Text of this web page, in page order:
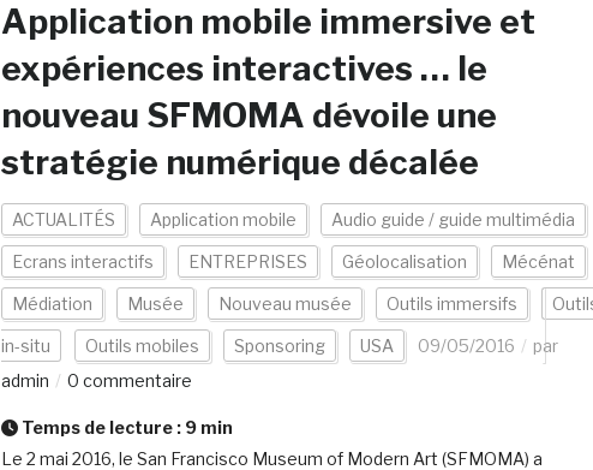
Application mobile immersive et
expériences interactives … le
nouveau SFMOMA dévoile une
stratégie numérique décalée
ACTUALITÉS Application mobile Audio guide / guide multimédia
Ecrans interactifs ENTREPRISES Géolocalisation Mécénat
Médiation Musée Nouveau musée Outils immersifs
in-situ Outils mobiles Sponsoring USA 09/05/2016
par
admin
0 commentaire
Temps de lecture : 9 min
Le 2 mai 2016, le San Francisco Museum of Modern Art (SFMOMA) a